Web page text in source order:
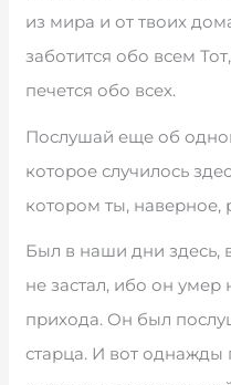
из мира и от твоих
заботится обо всем
печется обо всех.
Послушай еще об
которое случилось
котором ты,
Был в наши дни здесь,
не застал, ибо он умер
прихода. Он был
старца. И вот